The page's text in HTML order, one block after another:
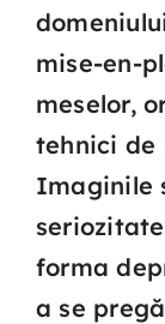
mise-en-
meselor,
tehnici de
Imaginile
forma
a se